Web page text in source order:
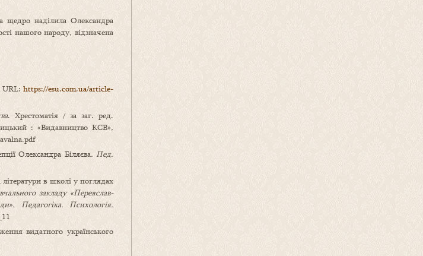
щедро наділила Олександра
нашого народу, відзначена
URL:https://esu.com.ua/article-
. Хрестоматія / за заг. ред.
: «Видавництво КСВ»,
Олександра Біляєва. Пед.
в школі у поглядах
закладу «Переяслав-
Педагогіка. Психологія.
видатного українського